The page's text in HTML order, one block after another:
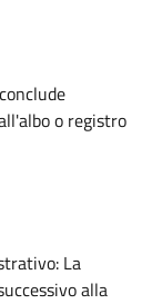
o registro
La
alla